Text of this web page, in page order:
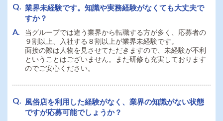
業界未経験です。知識や実務経験がなくても大丈夫で
すか？
当グループでは違う業界から転職する方が多く、応募者の
９割以上、入社する８割以上が業界未経験です。
面接の際は人物を見させてただきますので、未経験が不利
ということはございません。また研修も充実しております
のでご安心ください。
風俗店を利用した経験がなく、業界の知識がない状態
ですが応募可能でしょうか？